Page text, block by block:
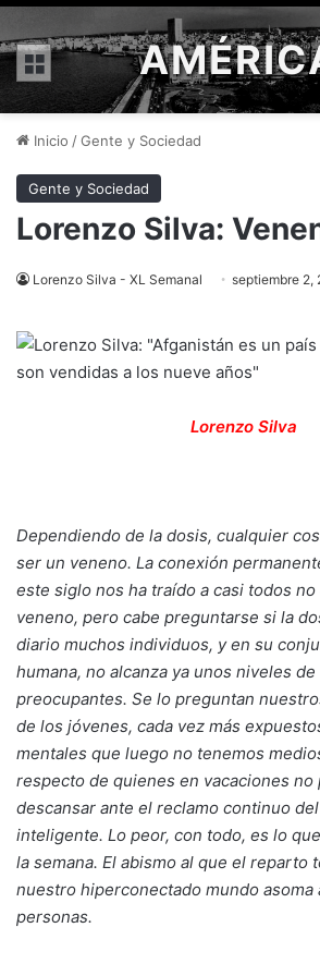
Menú
Inicio /Gente y Sociedad
Gente y Sociedad
Lorenzo Silva:
Lorenzo Silva - XL Semanal septiembre 2,
Lorenzo Silva
Dependiendo de la dosis, cualquier
ser un veneno. La conexión
este siglo nos ha traído a casi todos
veneno, pero cabe preguntarse si la
diario muchos individuos, y en su
humana, no alcanza ya unos niveles
preocupantes. Se lo preguntan
de los jóvenes, cada vez más
mentales que luego no tenemos
respecto de quienes en vacaciones
descansar ante el reclamo continuo
inteligente. Lo peor, con todo, es lo
la semana. El abismo al que el reparto
nuestro hiperconectado mundo asoma
personas.